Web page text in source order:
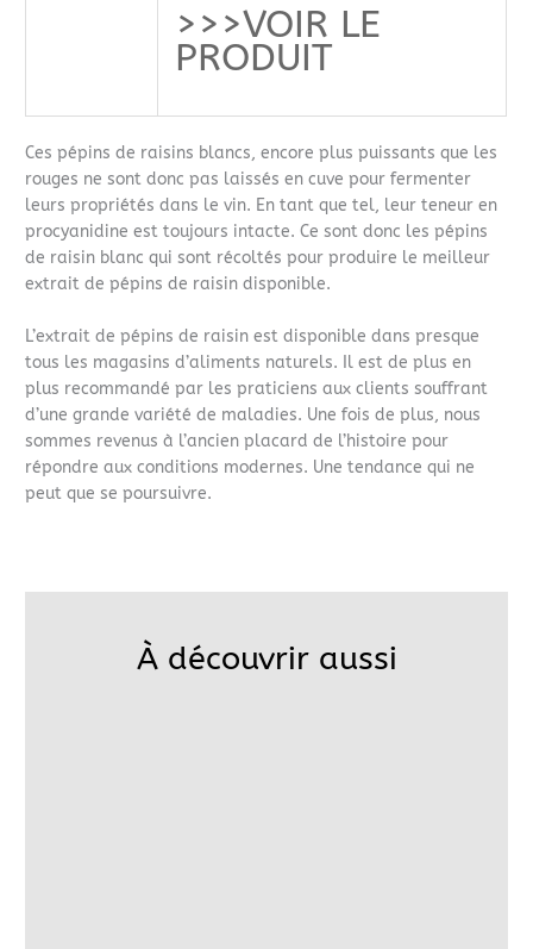
>>>VOIR LE
PRODUIT
Ces pépins de raisins blancs, encore plus puissants que les
rouges ne sont donc pas laissés en cuve pour fermenter
leurs propriétés dans le vin. En tant que tel, leur teneur en
procyanidine est toujours intacte. Ce sont donc les pépins
de raisin blanc qui sont récoltés pour produire le meilleur
extrait de pépins de raisin disponible.
L’extrait de pépins de raisin est disponible dans presque
tous les magasins d’aliments naturels. Il est de plus en
plus recommandé par les praticiens aux clients souffrant
d’une grande variété de maladies. Une fois de plus, nous
sommes revenus à l’ancien placard de l’histoire pour
répondre aux conditions modernes. Une tendance qui ne
peut que se poursuivre.
À découvrir aussi